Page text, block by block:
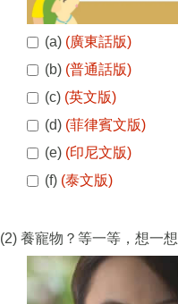
(a) (廣東話版)
(b) (普通話版)
(c) (英文版)
(d) (菲律賓文版)
(e) (印尼文版)
(f) (泰文版)
(2) 養寵物？等一等，想一想